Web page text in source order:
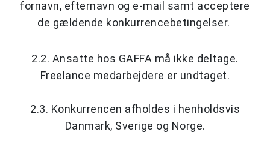
fornavn, efternavn og e-mail samt acceptere
de gældende konkurrencebetingelser.
2.2. Ansatte hos GAFFA må ikke deltage.
Freelance medarbejdere er undtaget.
2.3. Konkurrencen afholdes i henholdsvis
Danmark, Sverige og Norge.